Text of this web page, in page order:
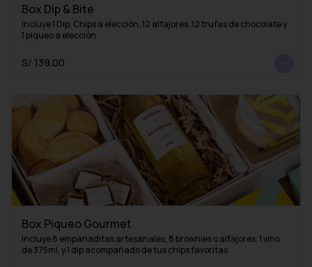
Box Dip & Bite
Incluye 1 Dip, Chips a elección, 12 alfajores, 12 trufas de chocolate y
1 piqueo a elección
S/ 139.00
Box Piqueo Gourmet
Incluye 8 empanaditas artesanales, 8 brownies o alfajorex, 1 vino
de 375ml, y 1 dip acompañado de tus chips favoritas